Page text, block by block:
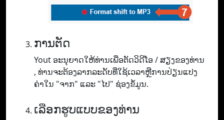
ການຕັດ
Yout ອະ​ນຸ​ຍາດ​ໃຫ້​ທ່ານ​ເພື່ອ​ຕັດ​ວິ​ດີ​ໂອ / ສຽງ​ຂອງ​ທ່ານ​
, ທ່ານ​ຈະ​ຕ້ອງ​ລາກ​ລະ​ດັບ​ທີ່​ໃຊ້​ເວ​ລາ​ຫຼື​ການ​ປ່ຽນ​ແປງ​
ຄ່າ​ໃນ "ຈາກ​" ແລະ "ໄປ​" ຊ່ອງ​ຂໍ້​ມູນ.
ເລືອກຮູບແບບຂອງທ່ານ